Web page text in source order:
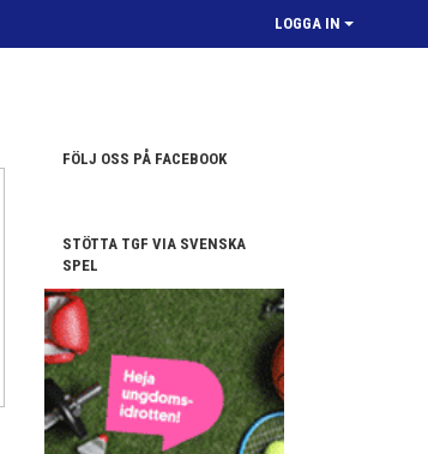
LOGGA IN
FÖLJ OSS PÅ FACEBOOK
STÖTTA TGF VIA SVENSKA
SPEL